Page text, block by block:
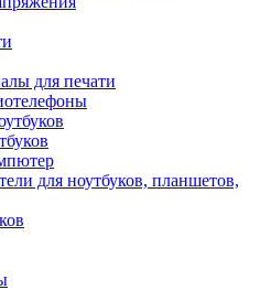
для печати
для ноутбуков, планшетов,